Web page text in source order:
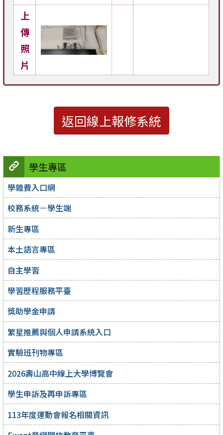
學生專區
學雜費入口網
校務系統－學生端
新生專區
本土語言專區
自主學習
學習歷程服務平臺
獎助學金申請
繁星推薦與個人申請系統入口
實驗班刊物專區
2026壽山高中線上大學博覽會
學生申訴及再申訴專區
113年度運動會報名相關資訊
上
傳
照
片
返回線上報修系統